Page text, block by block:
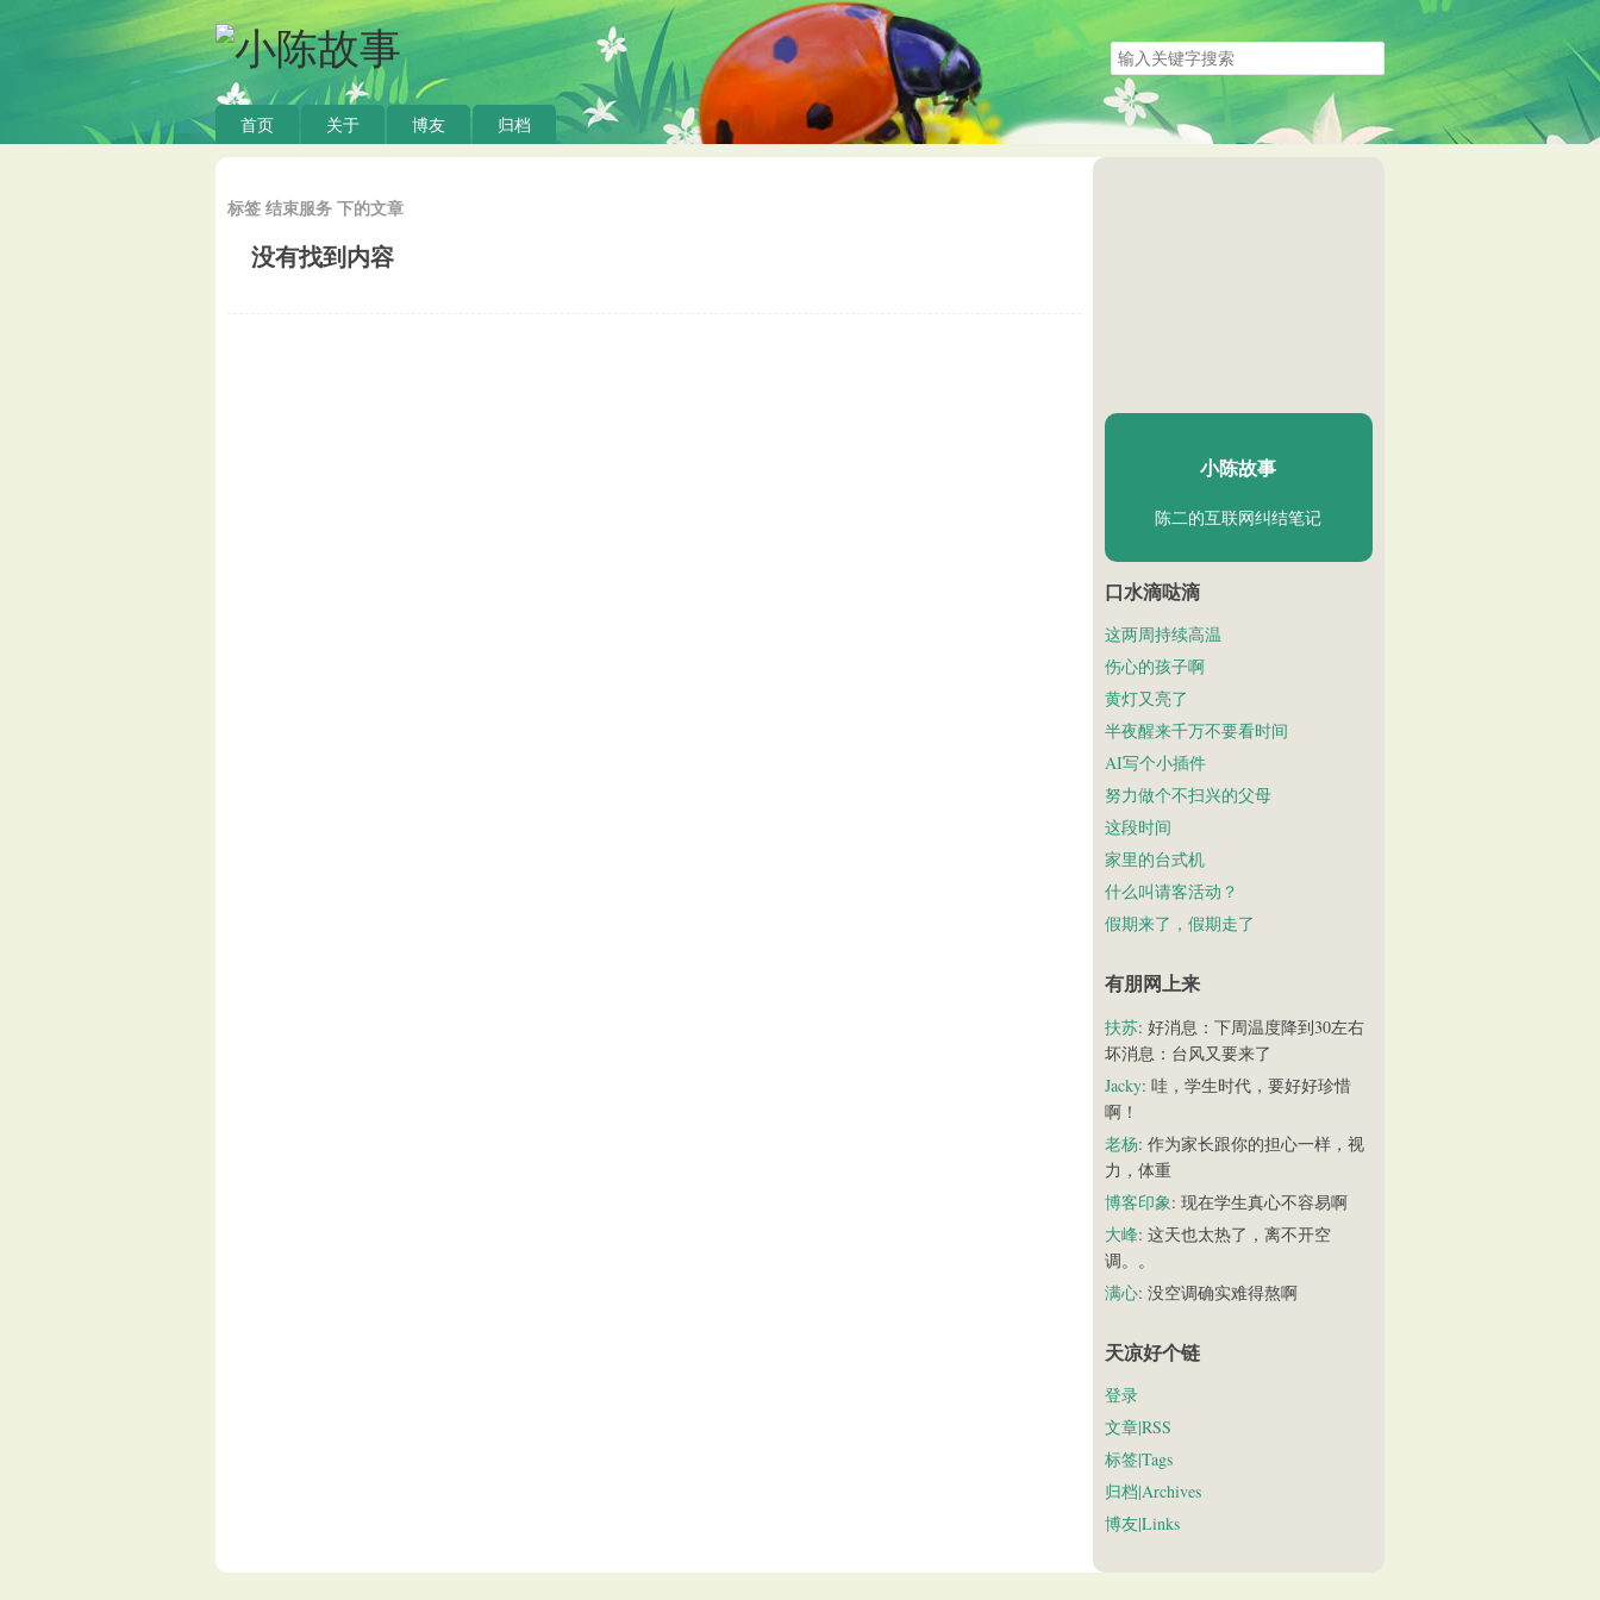
搜
索
关
键
字
首页 关于 博友 归档
标签 结束服务 下的文章
没有找到内容
陈二Chenèr
小陈故事
陈二的互联网纠结笔记
口水滴哒滴
这两周持续高温
伤心的孩子啊
黄灯又亮了
半夜醒来千万不要看时间
AI写个小插件
努力做个不扫兴的父母
这段时间
家里的台式机
什么叫请客活动？
假期来了，假期走了
有朋网上来
扶苏: 好消息：下周温度降到30左右
坏消息：台风又要来了
Jacky: 哇，学生时代，要好好珍惜
啊！
老杨: 作为家长跟你的担心一样，视
力，体重
博客印象: 现在学生真心不容易啊
大峰: 这天也太热了，离不开空
调。。
满心: 没空调确实难得熬啊
天凉好个链
登录
文章|RSS
标签|Tags
归档|Archives
博友|Links